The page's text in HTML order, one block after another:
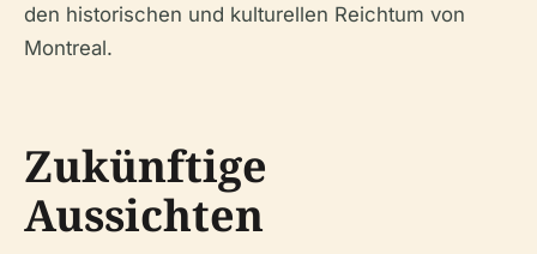
den historischen und kulturellen Reichtum von
Montreal.
Zukünftige
Aussichten